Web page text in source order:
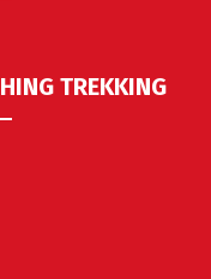
TREKKING